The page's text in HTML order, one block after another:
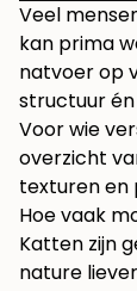
Veel
kan prima
natvoer op
structuur
Voor wie
overzicht
texturen en
Hoe vaak
Katten zijn
nature